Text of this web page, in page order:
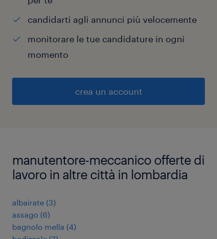
candidarti agli annunci più velocemente
monitorare le tue candidature in ogni
momento
crea un account
manutentore-meccanico offerte di
lavoro in altre città in lombardia
albairate (3)
assago (6)
bagnolo mella (4)